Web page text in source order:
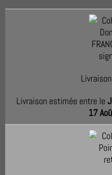
Livraison estimée entre le
17